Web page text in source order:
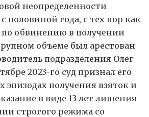
неопределенности
половиной года, с тех пор как
по обвинению в получении
объеме был арестован
подразделения Олег
2023-го суд признал его
эпизодах получения взяток и
в виде 13 лет лишения
строгого режима со